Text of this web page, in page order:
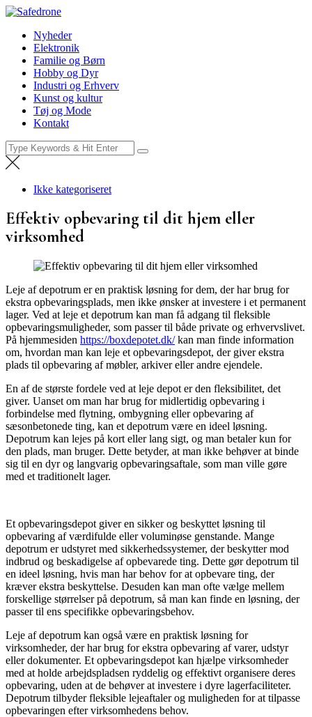
Skip
content
NyhederNyheder
Elektronik
Familie og Børn
Hobby og Dyr
Industri og Erhverv
Kunst og kultur
Tøj og Mode
Kontakt
Search
for:
Ikke kategoriseret
Effektiv opbevaring til dit hjem eller
virksomhed
Leje af depotrum er en praktisk løsning for dem, der har brug for
ekstra opbevaringsplads, men ikke ønsker at investere i et permanent
lager. Ved at leje et depotrum kan man få adgang til fleksible
opbevaringsmuligheder, som passer til både private og erhvervslivet.
På hjemmesiden https://boxdepotet.dk/kan man finde information
om, hvordan man kan leje et opbevaringsdepot, der giver ekstra
plads til opbevaring af møbler, arkiver eller andre ejendele.
En af de største fordele ved at leje depot er den fleksibilitet, det
giver. Uanset om man har brug for midlertidig opbevaring i
forbindelse med flytning, ombygning eller opbevaring af
sæsonbetonede ting, kan et depotrum være en ideel løsning.
Depotrum kan lejes på kort eller lang sigt, og man betaler kun for
den plads, man bruger. Dette betyder, at man ikke behøver at binde
sig til en dyr og langvarig opbevaringsaftale, som man ville gøre
med et traditionelt lager.
Et opbevaringsdepot giver en sikker og beskyttet løsning til
opbevaring af værdifulde eller voluminøse genstande. Mange
depotrum er udstyret med sikkerhedssystemer, der beskytter mod
indbrud og beskadigelse af opbevarede ting. Dette gør depotrum til
en ideel løsning, hvis man har behov for at opbevare ting, der
kræver ekstra beskyttelse. Desuden kan man ofte vælge mellem
forskellige størrelser på depotrum, så man kan finde en løsning, der
passer til ens specifikke opbevaringsbehov.
Leje af depotrum kan også være en praktisk løsning for
virksomheder, der har brug for ekstra opbevaring af varer, udstyr
eller dokumenter. Et opbevaringsdepot kan hjælpe virksomheder
med at holde arbejdspladsen ryddelig og effektivt organisere deres
opbevaring, uden at de behøver at investere i dyre lagerfaciliteter.
Depotrum tilbyder fleksible lejeaftaler og muligheden for at tilpasse
opbevaringen efter virksomhedens behov.